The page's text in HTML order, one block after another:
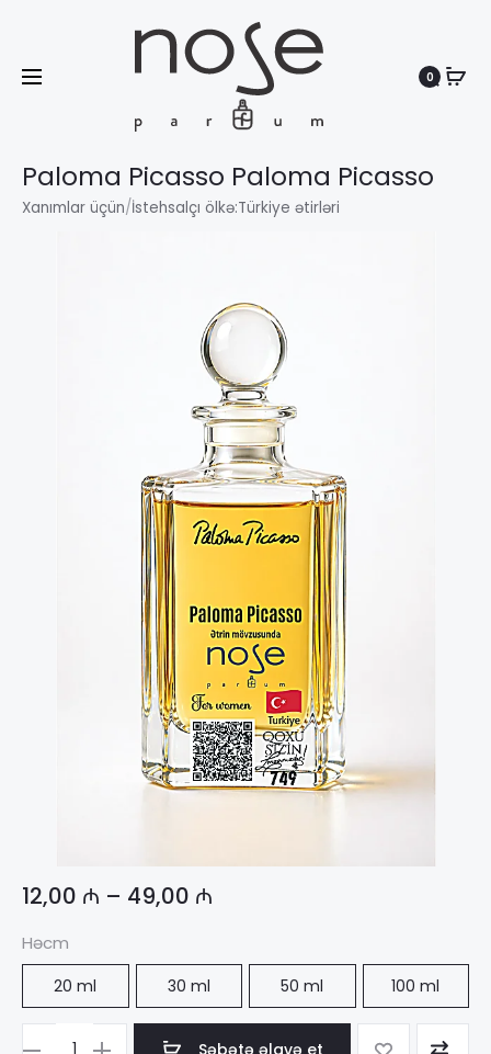
Search
0
Paloma Picasso Paloma Picasso
Xanımlar üçün/İstehsalçı ölkə:Türkiye ətirləri
12,00 ₼ – 49,00 ₼
Həcm
20 ml 30 ml 50 ml 100 ml
Səbətə əlavə et